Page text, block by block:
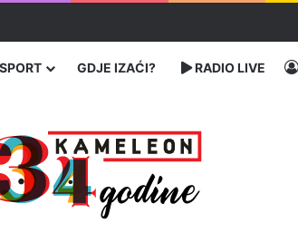
BiH i Balkana
SPORT GDJE IZAĆI? RADIO LIVE